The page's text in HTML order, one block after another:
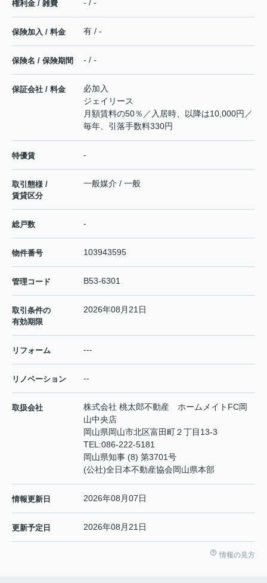
権利金 / 雑費 - / -
保険加入 / 料金 有 / -
保険名 / 保険期間 - / -
保証会社 / 料金
必加入
ジェイリース
月額賃料の50％／入居時、以降は10,000円／
毎年、引落手数料330円
特優賃 -
取引態様 /
賃貸区分
一般媒介 / 一般
総戸数 -
物件番号 103943595
管理コード B53-6301
取引条件の
有効期限
2026年08月21日
リフォーム ---
リノベーション --
取扱会社
株式会社 桃太郎不動産 ホームメイトFC岡
山中央店
岡山県岡山市北区富田町２丁目13-3
TEL:086-222-5181
岡山県知事 (8) 第3701号
(公社)全日本不動産協会岡山県本部
情報更新日 2026年08月07日
更新予定日 2026年08月21日
情報の見方